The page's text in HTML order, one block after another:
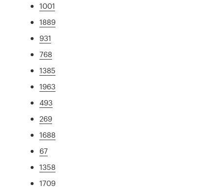
1001
1889
931
768
1385
1963
493
269
1688
67
1358
1709